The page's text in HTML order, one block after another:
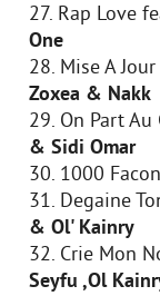
27. Rap Love
One
28. Mise A
Zoxea & Nakk
29. On Part
& Sidi Omar
30. 1000
31. Degaine
& Ol' Kainry
32. Crie Mon
Seyfu ,Ol